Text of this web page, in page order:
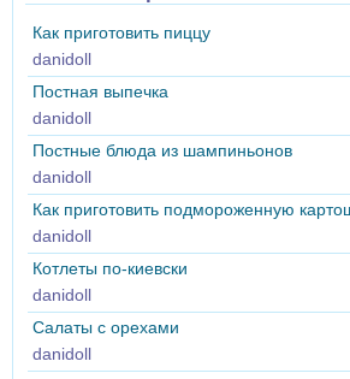
Как приготовить пиццу
danidoll
Постная выпечка
danidoll
Постные блюда из шампиньонов
danidoll
Как приготовить подмороженную
danidoll
Котлеты по-киевски
danidoll
Салаты с орехами
danidoll